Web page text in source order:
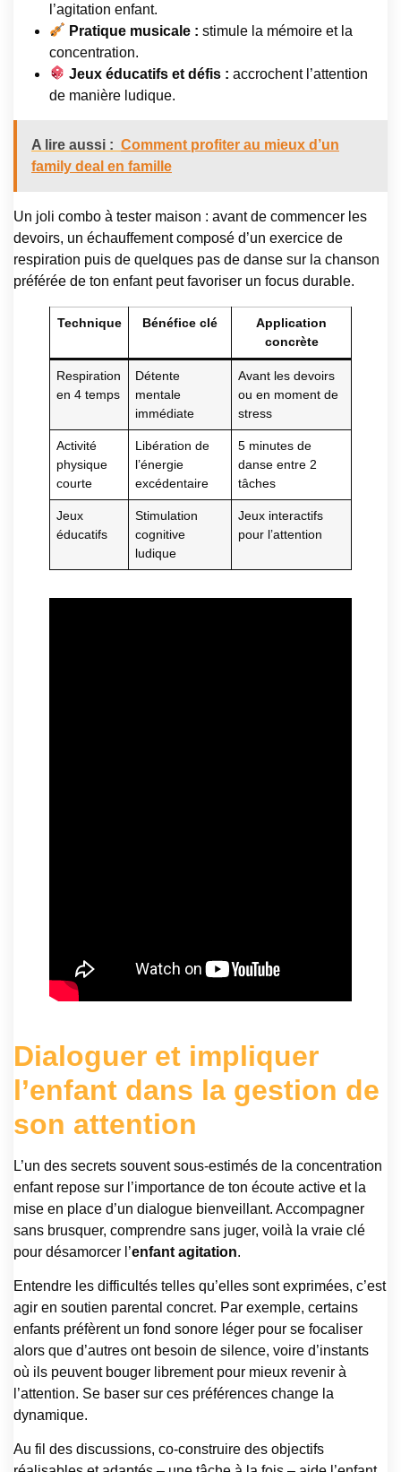
l’agitation enfant.
Pratique musicale : stimule la mémoire et la
concentration.
Jeux éducatifs et défis : accrochent l’attention
de manière ludique.
A lire aussi : Comment profiter au mieux d’un
family deal en famille
Un joli combo à tester maison : avant de commencer les
devoirs, un échauffement composé d’un exercice de
respiration puis de quelques pas de danse sur la chanson
préférée de ton enfant peut favoriser un focus durable.
Technique Bénéfice clé
Application
concrète
Respiration
en 4 temps
Détente
mentale
immédiate
Avant les devoirs
ou en moment de
stress
Activité
physique
courte
Libération de
l’énergie
excédentaire
5 minutes de
danse entre 2
tâches
Jeux
éducatifs
Stimulation
cognitive
ludique
Jeux interactifs
pour l’attention
Dialoguer et impliquer
l’enfant dans la gestion de
son attention
L’un des secrets souvent sous-estimés de la concentration
enfant repose sur l’importance de ton écoute active et la
mise en place d’un dialogue bienveillant. Accompagner
sans brusquer, comprendre sans juger, voilà la vraie clé
pour désamorcer l’enfant agitation.
Entendre les difficultés telles qu’elles sont exprimées, c’est
agir en soutien parental concret. Par exemple, certains
enfants préfèrent un fond sonore léger pour se focaliser
alors que d’autres ont besoin de silence, voire d’instants
où ils peuvent bouger librement pour mieux revenir à
l’attention. Se baser sur ces préférences change la
dynamique.
Au fil des discussions, co-construire des objectifs